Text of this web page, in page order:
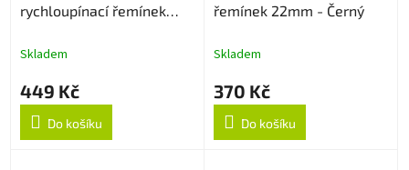
rychloupínací řemínek
Skladem
449 Kč
Do košíku
řemínek 22mm - Černý
Skladem
370 Kč
Do košíku